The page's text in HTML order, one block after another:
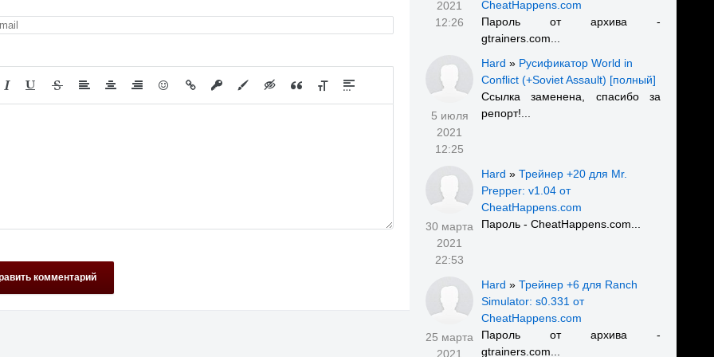
комментарий
2021
12:26
CheatHappens.com
Пароль от архива -
gtrainers.com...
5 июля
2021
12:25
Hard » Русификатор World in
Conflict (+Soviet Assault) [полный]
Ссылка заменена, спасибо за
репорт!...
30 марта
2021
22:53
Hard » Трейнер +20 для Mr.
Prepper: v1.04 от
CheatHappens.com
Пароль - CheatHappens.com...
25 марта
2021
Hard » Трейнер +6 для Ranch
Simulator: s0.331 от
CheatHappens.com
Пароль от архива -
gtrainers.com...